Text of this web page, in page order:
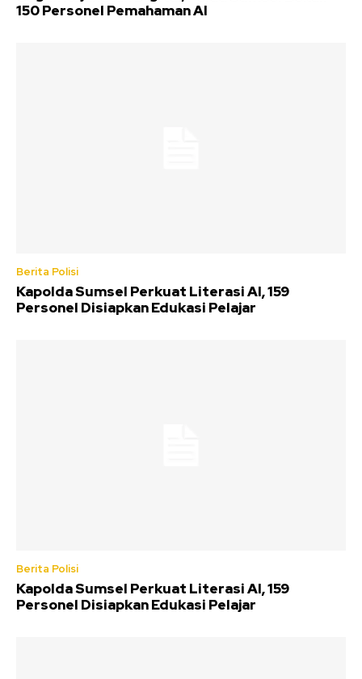
150 Personel Pemahaman AI
Berita Polisi
Kapolda Sumsel Perkuat Literasi AI, 159
Personel Disiapkan Edukasi Pelajar
Berita Polisi
Kapolda Sumsel Perkuat Literasi AI, 159
Personel Disiapkan Edukasi Pelajar